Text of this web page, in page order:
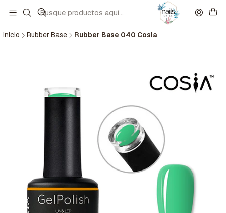
Inicio Rubber Base Rubber Base 040 Cosia